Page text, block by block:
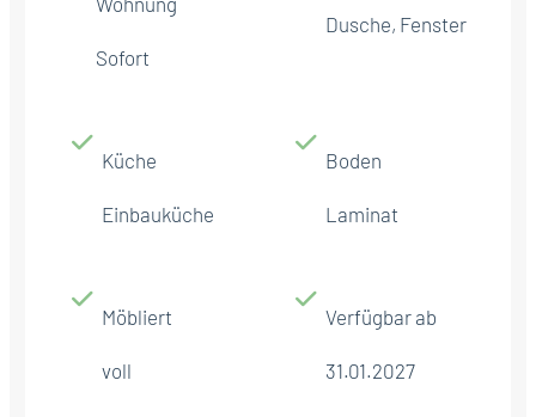
Sofort
Dusche, Fenster
Küche
Einbauküche
Boden
Laminat
Möbliert
voll
Verfügbar ab
31.01.2027